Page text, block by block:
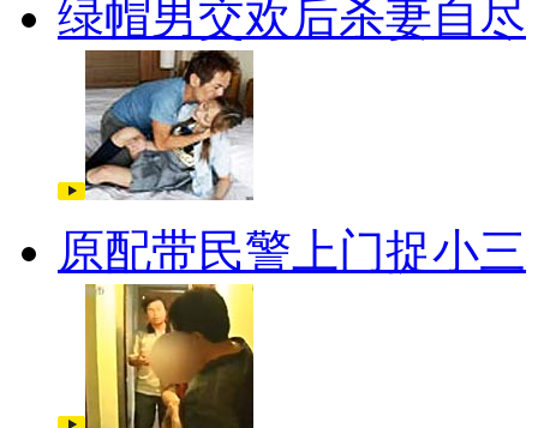
绿帽男交欢后杀妻自尽
原配带民警上门捉小三